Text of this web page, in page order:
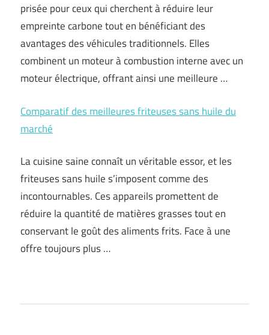
prisée pour ceux qui cherchent à réduire leur
empreinte carbone tout en bénéficiant des
avantages des véhicules traditionnels. Elles
combinent un moteur à combustion interne avec un
moteur électrique, offrant ainsi une meilleure …
Comparatif des meilleures friteuses sans huile du
marché
La cuisine saine connaît un véritable essor, et les
friteuses sans huile s’imposent comme des
incontournables. Ces appareils promettent de
réduire la quantité de matières grasses tout en
conservant le goût des aliments frits. Face à une
offre toujours plus …